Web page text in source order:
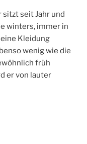
sitzt seit Jahr und
winters, immer in
Kleidung
wenig wie die
früh
er von lauter